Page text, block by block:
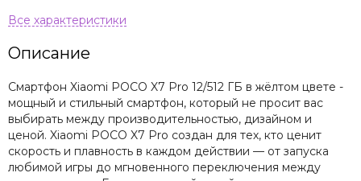
Описание
Смартфон Xiaomi POCO X7 Pro 12/512 ГБ в жёлтом цвете -
мощный и стильный смартфон, который не просит вас
выбирать между производительностью, дизайном и
ценой. Xiaomi POCO X7 Pro создан для тех, кто ценит
скорость и плавность в каждом действии — от запуска
любимой игры до мгновенного переключения между